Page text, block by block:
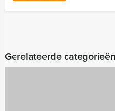
Gerelateerde categorieën